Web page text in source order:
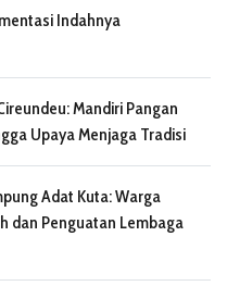
Indahnya
Mandiri Pangan
Upaya Menjaga Tradisi
Adat Kuta: Warga
dan Penguatan Lembaga